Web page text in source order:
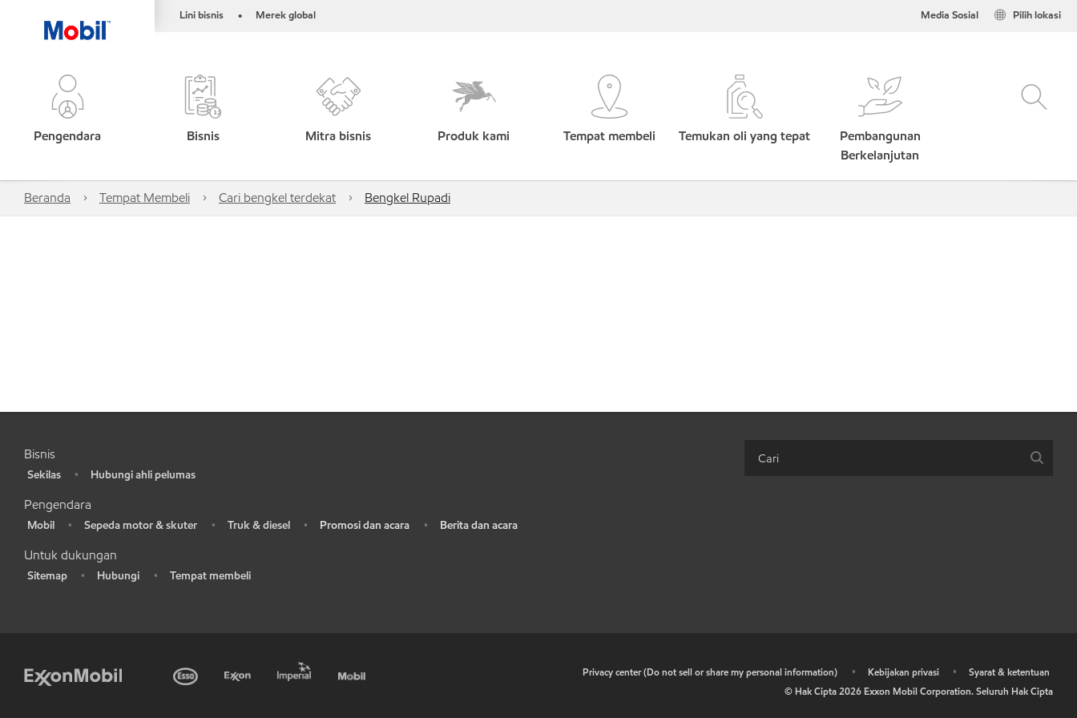
Lini bisnis • Merek global Pilih lokasi
Media Sosial
Pengendara Bisnis Mitra bisnis Produk kami Tempat membeli Temukan oli yang tepat
Pembangunan
Berkelanjutan
Beranda Tempat Membeli Cari bengkel terdekat Bengkel Rupadi
Bisnis
Sekilas • Hubungi ahli pelumas
Pengendara
Mobil • Sepeda motor & skuter • Truk & diesel • Promosi dan acara • Berita dan acara
Untuk dukungan
Sitemap • Hubungi • Tempat membeli
Privacy center (Do not sell or share my personal information) • Kebijakan privasi •
Syarat & ketentuan
© Hak Cipta2026 Exxon Mobil Corporation. Seluruh Hak Cipta